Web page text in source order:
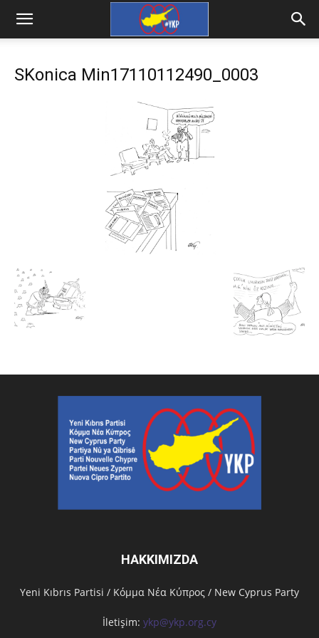
SKonica Min17110112490_0003
HAKKIMIZDA
Υeni Kıbrıs Partisi / Κόμμα Νέα Κύπρος / New Cyprus Party
İletişim: ykp@ykp.org.cy